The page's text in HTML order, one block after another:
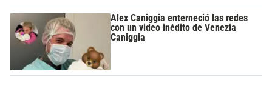
Alex Caniggia enterneció las redes
con un video inédito de Venezia
Caniggia